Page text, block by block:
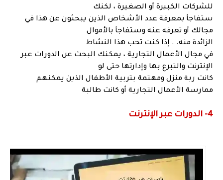
للشركات الكبيرة أو الصغيرة ، لكنك
ستفاجأ بمعرفة عدد الأشخاص الذين يبحثون عن هذا في
مجالك أو تعرفه عنه وستفاجأ بالأموال
الزائدة منه. . إذا كنت تحب هذا النشاط
في مجال الأعمال التجارية ، يمكنك البحث عن الدورات عبر
الإنترنت والتبرع بها وإدارتها حتى لو
كانت ربة منزل ومهتمة بتربية الأطفال الذين يمكنهم
ممارسة الأعمال التجارية أو كانت طالبة
4- الدورات عبر الإنترنت